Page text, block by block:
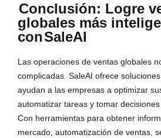
Conclusión: Logre
globales más
conSaleAI
Las operaciones de ventas globales
complicadas. SaleAI ofrece
ayudan a las empresas a optimizar
automatizar tareas y tomar
Con herramientas para obtener
mercado, automatización de ventas,